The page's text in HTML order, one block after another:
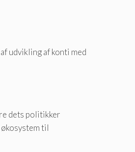
udvikling af konti med
dets politikker
til